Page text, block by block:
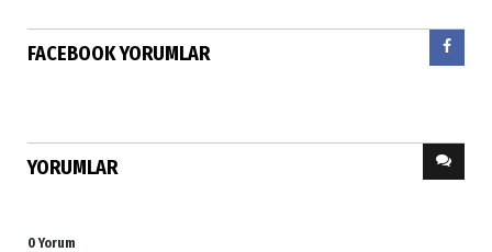
FACEBOOK YORUMLAR
YORUMLAR
0 Yorum